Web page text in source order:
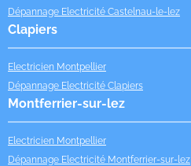
Dépannage Electricité Castelnau-le-lez
Clapiers
Electricien Montpellier
Dépannage Electricité Clapiers
Montferrier-sur-lez
Electricien Montpellier
Dépannage Electricité Montferrier-sur-lez